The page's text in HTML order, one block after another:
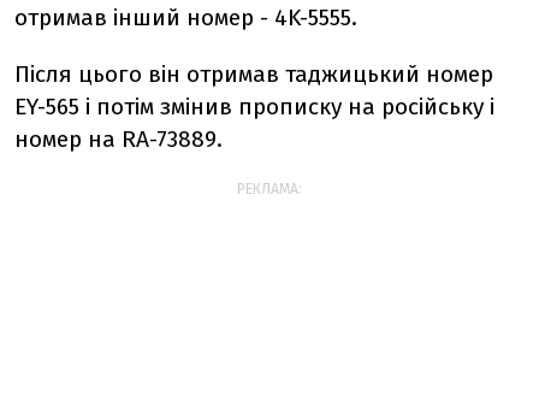
отримав інший номер - 4K-5555.
Після цього він отримав таджицький номер
EY-565 і потім змінив прописку на російську і
номер на RA-73889.
РЕКЛАМА: